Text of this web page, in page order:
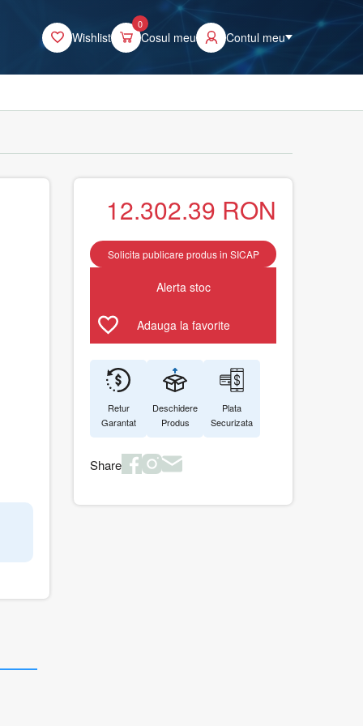
Wishlist
0
Cosul meu Contul meu
12.302.39 RON
Solicita publicare produs in SICAP
Alerta stoc
Adauga la favorite
Retur
Garantat
Deschidere
Produs
Plata
Securizata
Share